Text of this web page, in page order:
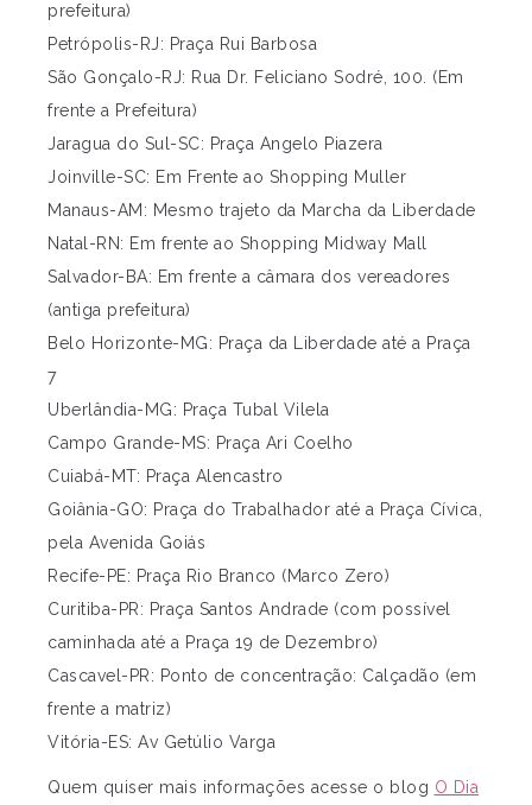
prefeitura)
Petrópolis-RJ: Praça Rui Barbosa
São Gonçalo-RJ: Rua Dr. Feliciano Sodré, 100. (Em
frente a Prefeitura)
Jaragua do Sul-SC: Praça Angelo Piazera
Joinville-SC: Em Frente ao Shopping Muller
Manaus-AM: Mesmo trajeto da Marcha da Liberdade
Natal-RN: Em frente ao Shopping Midway Mall
Salvador-BA: Em frente a câmara dos vereadores
(antiga prefeitura)
Belo Horizonte-MG: Praça da Liberdade até a Praça
7
Uberlândia-MG: Praça Tubal Vilela
Campo Grande-MS: Praça Ari Coelho
Cuiabá-MT: Praça Alencastro
Goiânia-GO: Praça do Trabalhador até a Praça Cívica,
pela Avenida Goiás
Recife-PE: Praça Rio Branco (Marco Zero)
Curitiba-PR: Praça Santos Andrade (com possível
caminhada até a Praça 19 de Dezembro)
Cascavel-PR: Ponto de concentração: Calçadão (em
frente a matriz)
Vitória-ES: Av Getúlio Varga
Quem quiser mais informações acesse o blog O Dia